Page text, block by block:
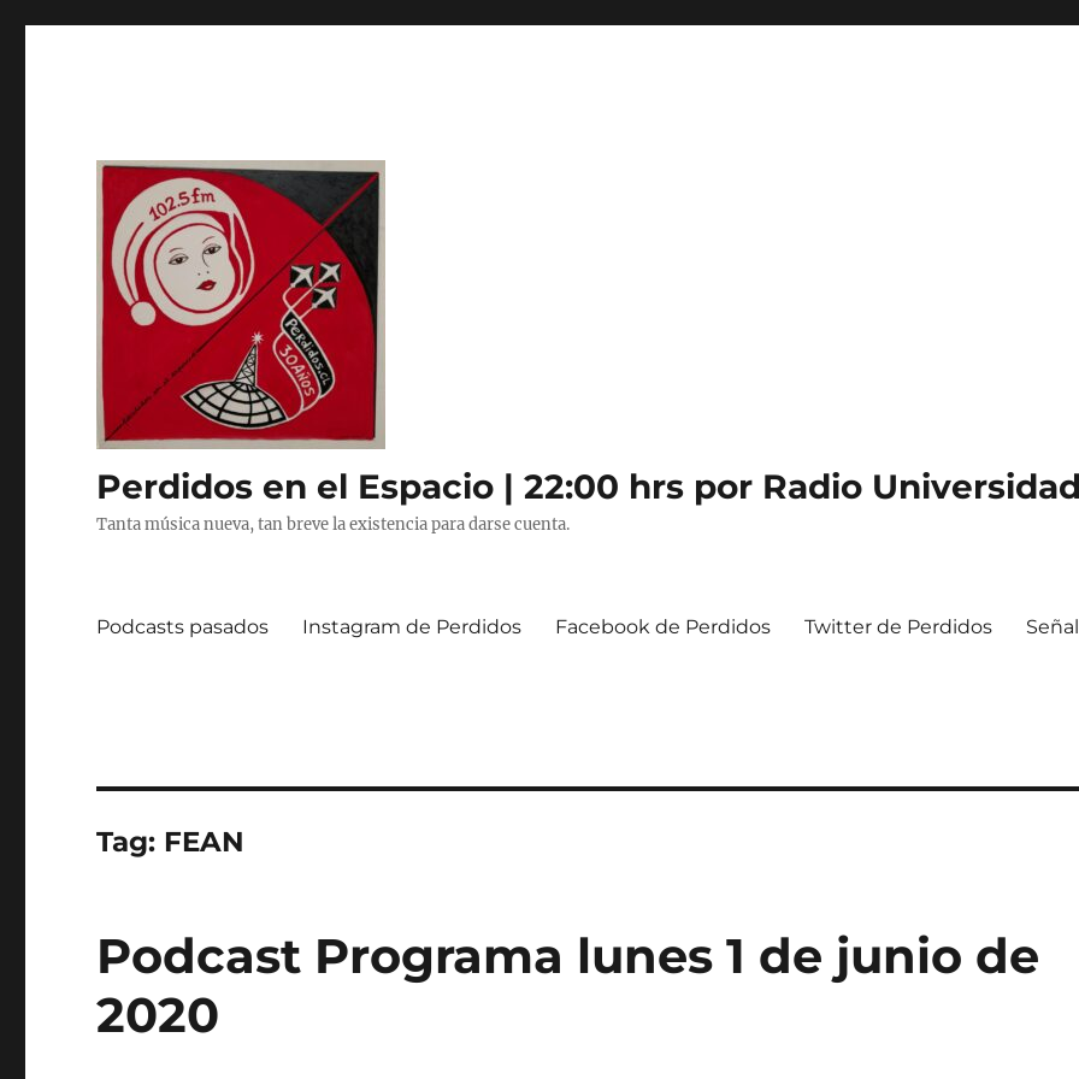
Perdidos en el Espacio | 22:00 hrs por Radio
Tanta música nueva, tan breve la existencia para darse cuenta.
Podcasts pasados Instagram de Perdidos Facebook de Perdidos Twitter de Perdidos
Tag: FEAN
Podcast Programa lunes 1 de junio de
2020